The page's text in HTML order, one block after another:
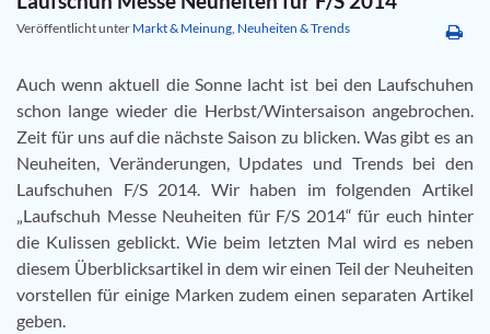
Veröffentlicht unter Markt & Meinung, Neuheiten & Trends
Auch wenn aktuell die Sonne lacht ist bei den Laufschuhen
schon lange wieder die Herbst/Wintersaison angebrochen.
Zeit für uns auf die nächste Saison zu blicken. Was gibt es an
Neuheiten, Veränderungen, Updates und Trends bei den
Laufschuhen F/S 2014. Wir haben im folgenden Artikel
„Laufschuh Messe Neuheiten für F/S 2014“ für euch hinter
die Kulissen geblickt. Wie beim letzten Mal wird es neben
diesem Überblicksartikel in dem wir einen Teil der Neuheiten
vorstellen für einige Marken zudem einen separaten Artikel
geben.